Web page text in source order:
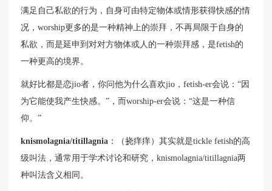
满足自己私欲的行为，自身可由特定物体或情形获得快感的情
况，worship更多的是一种精神上的崇拜，不再局限于自身的
私欲，而是延申到对对方物体或人的一种崇拜感，是fetish的
一种更高的境界。
就好比都是恋jio者，你问他为什么喜欢jio，fetish-er会说：“因
为它能使我产生快感。”，而worship-er会说：“这是一种信
仰。”
knismolagnia/titillagnia ：（挠痒痒）其实就是tickle fetish的高
级叫法，通常用于学术讨论和研究，knismolagnia/titillagnia两
种叫法含义相同。